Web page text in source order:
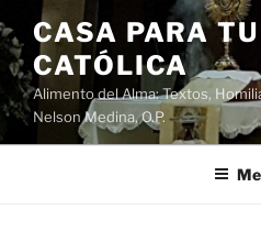
Saltar
al
contenido
CASA PARA
CATÓLICA
Alimento del Alma: Textos,
Nelson Medina, O.P.